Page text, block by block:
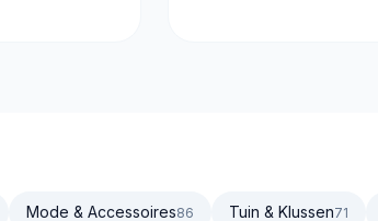
Mode & Accessoires86 Tuin & Klussen71